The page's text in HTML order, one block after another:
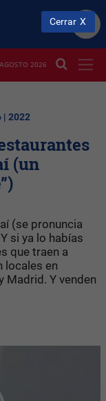
2026
| 2022
(un
(se pronuncia
si ya lo habías
que traen a
locales en
Madrid. Y venden
Cerrar